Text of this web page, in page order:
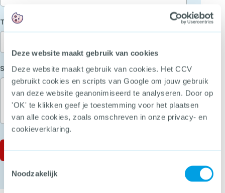
Deze website maakt gebruik van cookies
Deze website maakt gebruik van cookies. Het CCV
gebruikt cookies en scripts van Google om jouw gebruik
van deze website geanonimiseerd te analyseren. Door op
'OK' te klikken geef je toestemming voor het plaatsen
van alle cookies, zoals omschreven in onze privacy- en
cookieverklaring.
Toestemmingsselectie
Noodzakelijk
Telefoon
Stel je vraag (Vereist)